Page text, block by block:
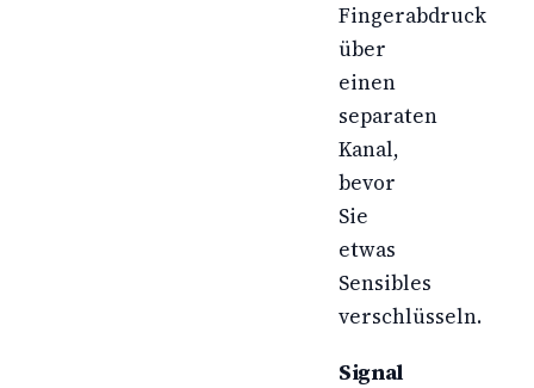
Fingerabdruck
über
einen
separaten
Kanal,
bevor
Sie
etwas
Sensibles
verschlüsseln.
Signal